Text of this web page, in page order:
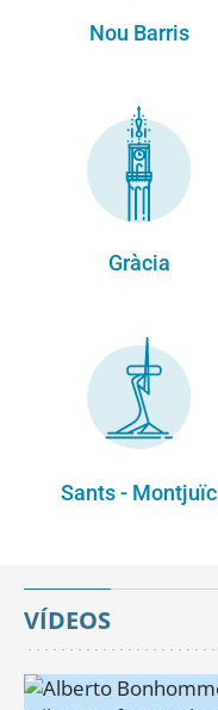
Nou Barris
Gràcia
Sants - Montjuïc
VÍDEOS